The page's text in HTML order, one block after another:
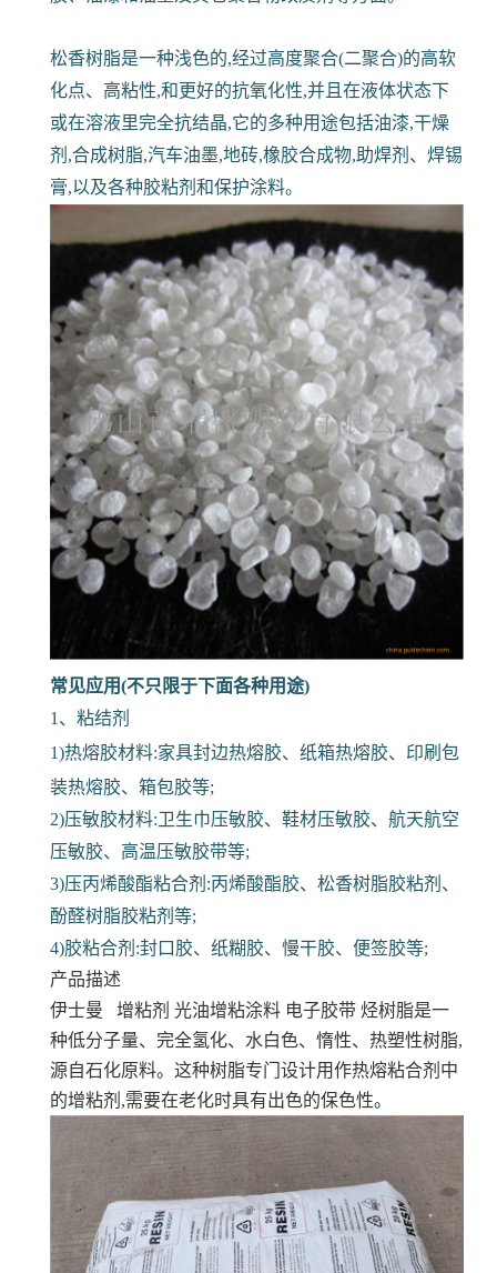
松香树脂是一种浅色的,经过高度聚合(二聚合)的高软
化点、高粘性,和更好的抗氧化性,并且在液体状态下
或在溶液里完全抗结晶,它的多种用途包括油漆,干燥
剂,合成树脂,汽车油墨,地砖,橡胶合成物,助焊剂、焊锡
膏,以及各种胶粘剂和保护涂料。
常见应用(不只限于下面各种用途)
1、粘结剂
1)热熔胶材料:家具封边热熔胶、纸箱热熔胶、印刷包
装热熔胶、箱包胶等;
2)压敏胶材料:卫生巾压敏胶、鞋材压敏胶、航天航空
压敏胶、高温压敏胶带等;
3)压丙烯酸酯粘合剂:丙烯酸酯胶、松香树脂胶粘剂、
酚醛树脂胶粘剂等;
4)胶粘合剂:封口胶、纸糊胶、慢干胶、便签胶等;
产品描述
伊士曼 增粘剂 光油增粘涂料 电子胶带 烃树脂是一
种低分子量、完全氢化、水白色、惰性、热塑性树脂,
源自石化原料。这种树脂专门设计用作热熔粘合剂中
的增粘剂,需要在老化时具有出色的保色性。